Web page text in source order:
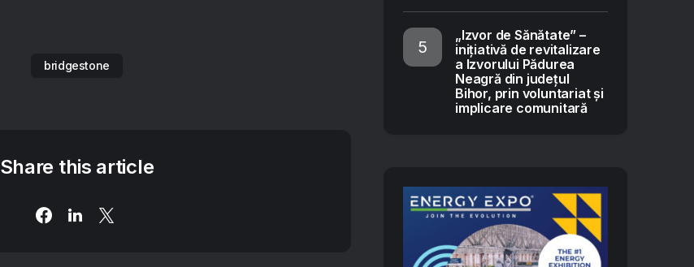
bridgestone
Share this article
„Izvor de Sănătate” –
inițiativă de revitalizare
a Izvorului Pădurea
Neagră din județul
Bihor, prin voluntariat și
implicare comunitară